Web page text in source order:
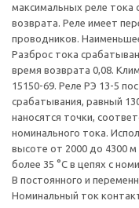
максимальных реле
возврата. Реле имеет
проводников.
Разброс тока
время возврата 0,08.
15150-69. Реле РЭ 13-5
срабатывания, равный
наносятся точки,
номинального тока.
высоте от 2000 до 4300
более 35 °С в цепях с
В постоянного и
Номинальный ток